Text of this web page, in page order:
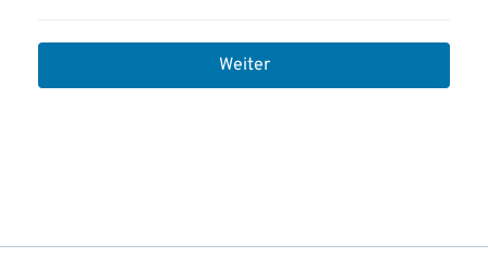
Weiter